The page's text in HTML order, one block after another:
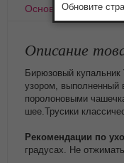
Основное
Описание
Бирюзовый купальник
узором, выполненный
поролоновыми
шее.Трусики
Рекомендации по
градусах. Не
Обновите